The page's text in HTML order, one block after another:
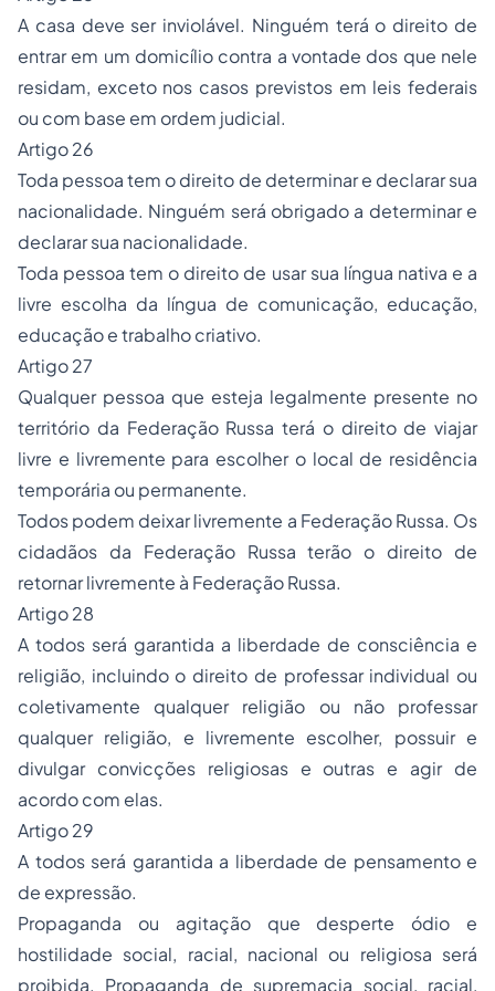
A casa deve ser inviolável. Ninguém terá o direito de
entrar em um domicílio contra a vontade dos que nele
residam, exceto nos casos previstos em leis federais
ou com base em ordem judicial.
Artigo 26
Toda pessoa tem o direito de determinar e declarar sua
nacionalidade. Ninguém será obrigado a determinar e
declarar sua nacionalidade.
Toda pessoa tem o direito de usar sua língua nativa e a
livre escolha da língua de comunicação, educação,
educação e trabalho criativo.
Artigo 27
Qualquer pessoa que esteja legalmente presente no
território da Federação Russa terá o direito de viajar
livre e livremente para escolher o local de residência
temporária ou permanente.
Todos podem deixar livremente a Federação Russa. Os
cidadãos da Federação Russa terão o direito de
retornar livremente à Federação Russa.
Artigo 28
A todos será garantida a liberdade de consciência e
religião, incluindo o direito de professar individual ou
coletivamente qualquer religião ou não professar
qualquer religião, e livremente escolher, possuir e
divulgar convicções religiosas e outras e agir de
acordo com elas.
Artigo 29
A todos será garantida a liberdade de pensamento e
de expressão.
Propaganda ou agitação que desperte ódio e
hostilidade social, racial, nacional ou religiosa será
proibida. Propaganda de supremacia social, racial,